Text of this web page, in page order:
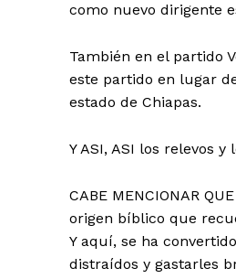
como nuevo dirigente
También en el partido
este partido en lugar
estado de Chiapas.
Y ASI, ASI los relevos y
CABE MENCIONAR
origen bíblico que
Y aquí, se ha
distraídos y gastarles